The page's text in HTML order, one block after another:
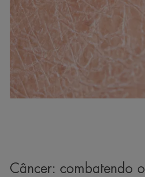
Câncer: combatendo o